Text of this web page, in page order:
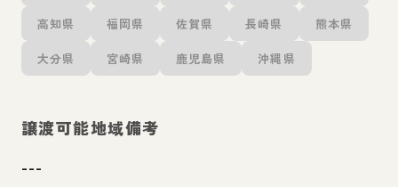
高知県 福岡県 佐賀県 長崎県 熊本県
大分県 宮崎県 鹿児島県 沖縄県
譲渡可能地域備考
---